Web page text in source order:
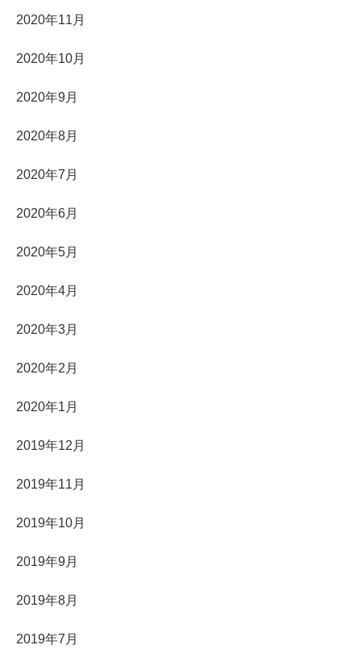
2020年11月
2020年10月
2020年9月
2020年8月
2020年7月
2020年6月
2020年5月
2020年4月
2020年3月
2020年2月
2020年1月
2019年12月
2019年11月
2019年10月
2019年9月
2019年8月
2019年7月